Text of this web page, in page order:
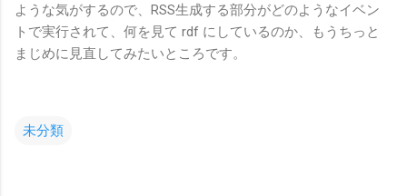
ような気がするので、RSS生成する部分がどのようなイベン
トで実行されて、何を見て rdf にしているのか、もうちっと
まじめに見直してみたいところです。
未分類